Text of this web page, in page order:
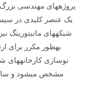
پروژههای مهندسی بزرگ
یک عنصر کلیدی در
شبکههای مانیتورینگ
نوسازی کارخانههای
مشخص میشود و